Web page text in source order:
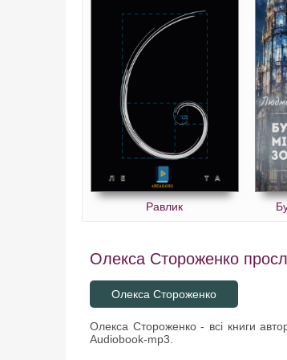
Равлик
Олекса Стороженко
Олекса Стороженко
Олекса Стороженко - всі книги
Audiobook-mp3.